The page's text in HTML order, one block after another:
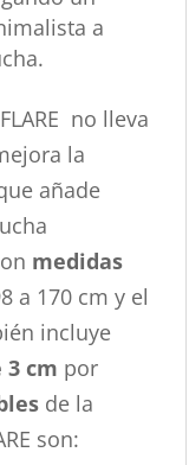
a
no lleva
la
añade
medidas
a 170 cm y el
incluye
cm por
de la
son: